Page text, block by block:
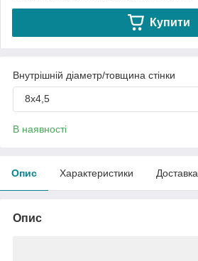
Купити
Внутрішній діаметр/товщина стінки
8х4,5
В наявності
Опис Характеристики Доставка
Опис